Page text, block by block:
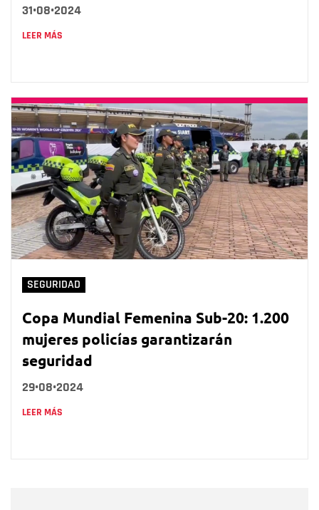
31•08•2024
LEER MÁS
SEGURIDAD
Copa Mundial Femenina Sub-20: 1.200
mujeres policías garantizarán
seguridad
29•08•2024
LEER MÁS